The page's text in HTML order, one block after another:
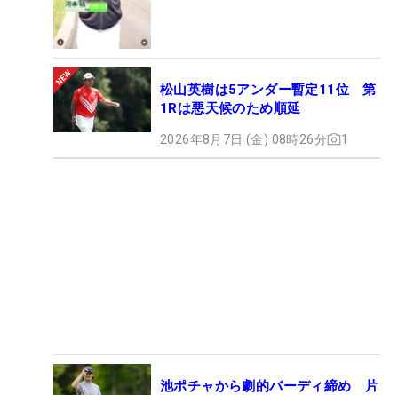
松山英樹は5アンダー暫定11位 第
1Rは悪天候のため順延
2026年8月7日 (金) 08時26分 1
池ポチャから劇的バーディ締め 片